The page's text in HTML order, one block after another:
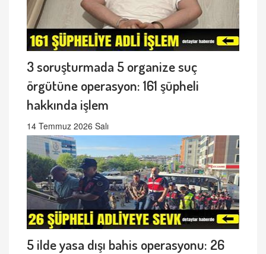
3 soruşturmada 5 organize suç
örgütüne operasyon: 161 şüpheli
hakkında işlem
14 Temmuz 2026 Salı
5 ilde yasa dışı bahis operasyonu: 26